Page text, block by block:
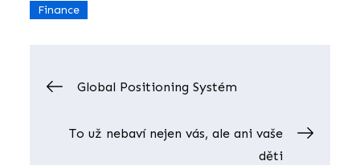
Finance
Navigace
pro
Global Positioning Systém
To už nebaví nejen vás, ale ani vaše
děti